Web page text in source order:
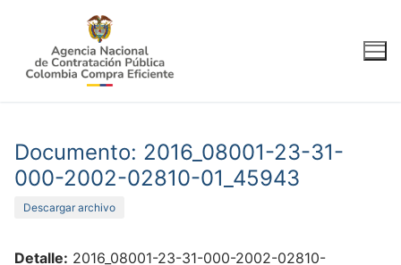
contenido
Documento: 2016_08001-23-31-
000-2002-02810-01_45943
Descargar archivo
Detalle: 2016_08001-23-31-000-2002-02810-